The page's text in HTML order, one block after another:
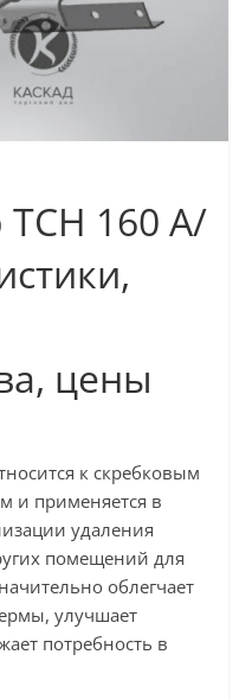
ТСН 160 А/
цены
к скребковым
и применяется в
удаления
помещений для
облегчает
улучшает
потребность в